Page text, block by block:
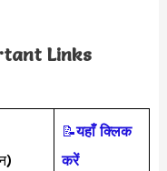
Links
📝यहाँ क्लिक
करें